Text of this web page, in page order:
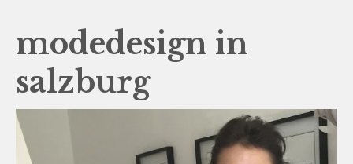
modedesign in
salzburg